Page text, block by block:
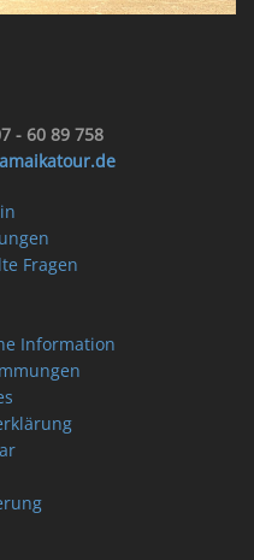
- 60 89 758
Fragen
Information